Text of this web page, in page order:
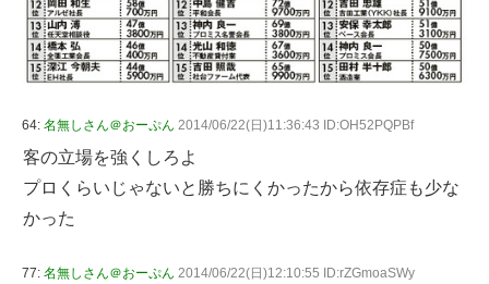
64: 名無しさん＠おーぷん 2014/06/22(日)11:36:43 ID:OH52PQPBf
客の立場を強くしろよ
プロくらいじゃないと勝ちにくかったから依存症も少な
かった
77: 名無しさん＠おーぷん 2014/06/22(日)12:10:55 ID:rZGmoaSWy